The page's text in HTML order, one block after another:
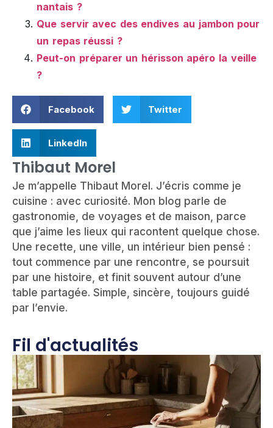
nantais ?
Que servir avec des endives au jambon pour
un repas réussi ?
Peut-on préparer un hérisson apéro la veille
?
Facebook Twitter
LinkedIn
Thibaut Morel
Je m’appelle Thibaut Morel. J’écris comme je
cuisine : avec curiosité. Mon blog parle de
gastronomie, de voyages et de maison, parce
que j’aime les lieux qui racontent quelque chose.
Une recette, une ville, un intérieur bien pensé :
tout commence par une rencontre, se poursuit
par une histoire, et finit souvent autour d’une
table partagée. Simple, sincère, toujours guidé
par l’envie.
Fil d'actualités